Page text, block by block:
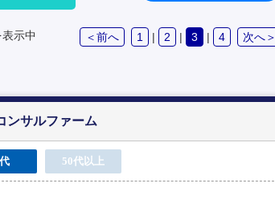
示中 ＜前へ 1 | 2 | 3 | 4 次へ＞
ンサルファーム
50代以上